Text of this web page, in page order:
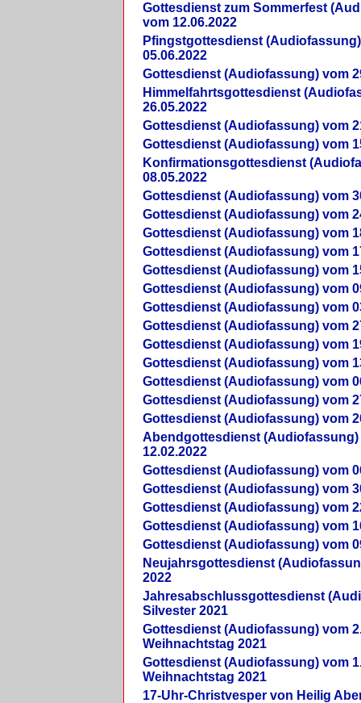
Gottesdienst zum Sommerfest
vom 12.06.2022
Pfingstgottesdienst
05.06.2022
Gottesdienst (Audiofassung) vom
Himmelfahrtsgottesdienst
26.05.2022
Gottesdienst (Audiofassung) vom
Gottesdienst (Audiofassung) vom
Konfirmationsgottesdienst
08.05.2022
Gottesdienst (Audiofassung) vom
Gottesdienst (Audiofassung) vom
Gottesdienst (Audiofassung) vom
Gottesdienst (Audiofassung) vom
Gottesdienst (Audiofassung) vom
Gottesdienst (Audiofassung) vom
Gottesdienst (Audiofassung) vom
Gottesdienst (Audiofassung) vom
Gottesdienst (Audiofassung) vom
Gottesdienst (Audiofassung) vom
Gottesdienst (Audiofassung) vom
Gottesdienst (Audiofassung) vom
Gottesdienst (Audiofassung) vom
Abendgottesdienst (Audiofassung)
12.02.2022
Gottesdienst (Audiofassung) vom
Gottesdienst (Audiofassung) vom
Gottesdienst (Audiofassung) vom
Gottesdienst (Audiofassung) vom
Gottesdienst (Audiofassung) vom
Neujahrsgottesdienst
2022
Jahresabschlussgottesdienst
Silvester 2021
Gottesdienst (Audiofassung) vom
Weihnachtstag 2021
Gottesdienst (Audiofassung) vom
Weihnachtstag 2021
17-Uhr-Christvesper von Heilig